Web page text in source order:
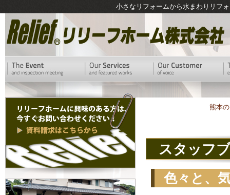
小さなリフォームから水まわりリフ
熊本
スタッフ
色々と、